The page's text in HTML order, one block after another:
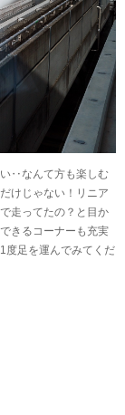
‥なんて方も楽しむ
けじゃない！リニア
走ってたの？と目か
きるコーナーも充実
度足を運んでみてくだ